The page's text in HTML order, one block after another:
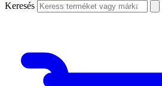
Keresés